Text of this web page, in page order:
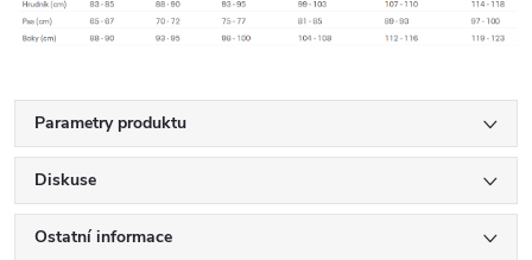
Parametry produktu
Diskuse
Ostatní informace